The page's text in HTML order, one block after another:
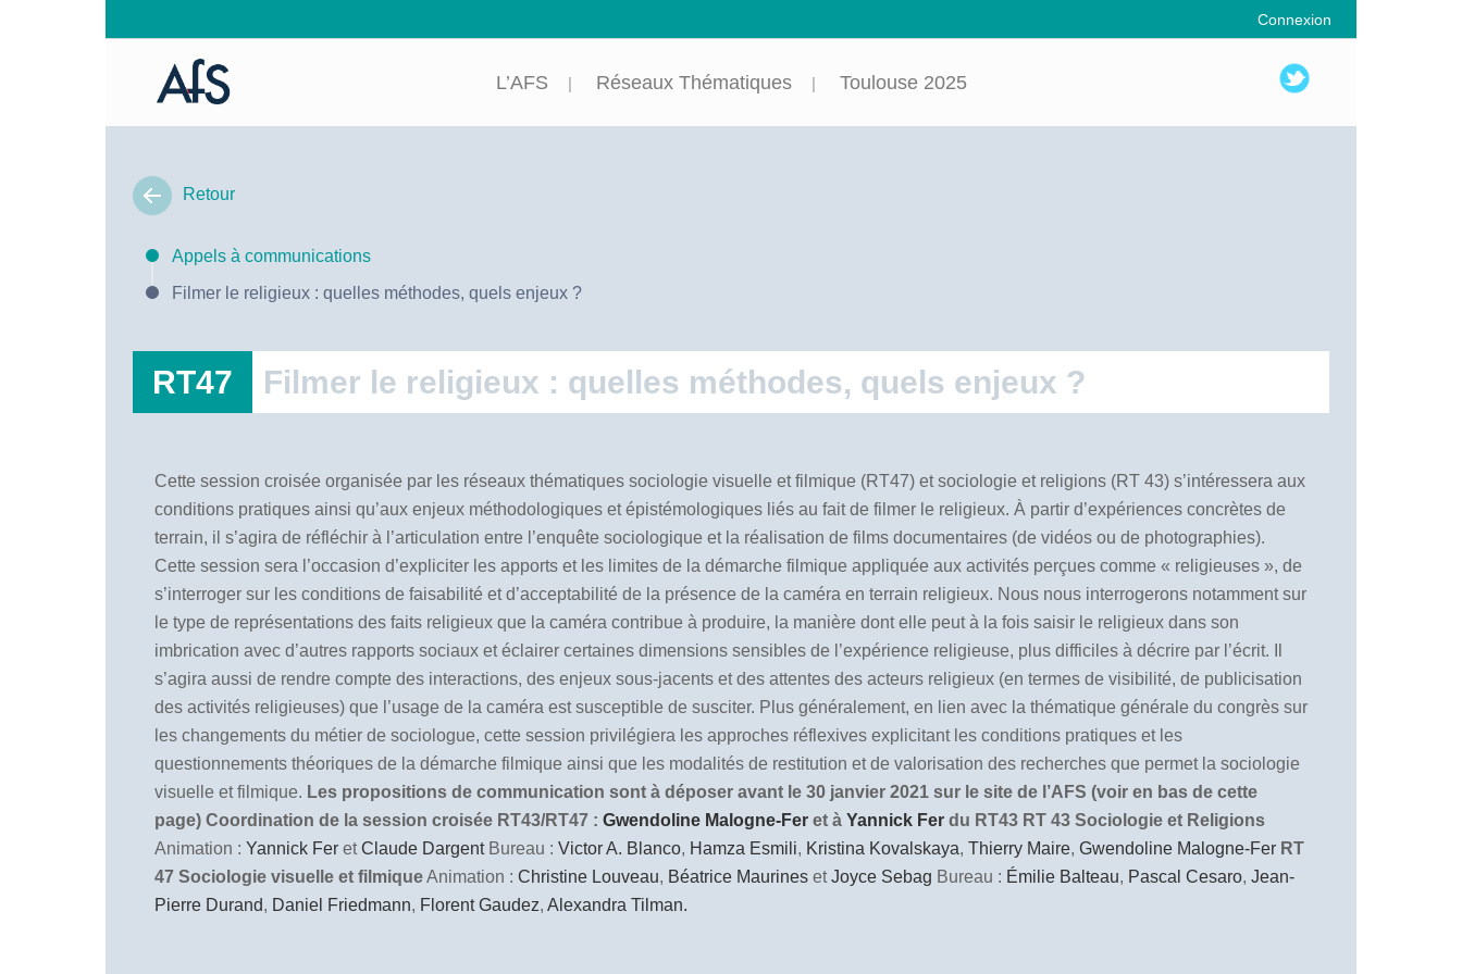
Connexion
L’AFS Réseaux Thématiques Toulouse 2025
Retour
Appels à communications
Filmer le religieux : quelles méthodes, quels enjeux ?
RT47 Filmer le religieux : quelles méthodes, quels enjeux ?
Cette session croisée organisée par les réseaux thématiques sociologie visuelle et filmique (RT47) et sociologie et religions (RT 43) s’intéressera aux
conditions pratiques ainsi qu’aux enjeux méthodologiques et épistémologiques liés au fait de filmer le religieux. À partir d’expériences concrètes de
terrain, il s’agira de réfléchir à l’articulation entre l’enquête sociologique et la réalisation de films documentaires (de vidéos ou de photographies).
Cette session sera l’occasion d’expliciter les apports et les limites de la démarche filmique appliquée aux activités perçues comme « religieuses », de
s’interroger sur les conditions de faisabilité et d’acceptabilité de la présence de la caméra en terrain religieux. Nous nous interrogerons notamment sur
le type de représentations des faits religieux que la caméra contribue à produire, la manière dont elle peut à la fois saisir le religieux dans son
imbrication avec d’autres rapports sociaux et éclairer certaines dimensions sensibles de l’expérience religieuse, plus difficiles à décrire par l’écrit. Il
s’agira aussi de rendre compte des interactions, des enjeux sous-jacents et des attentes des acteurs religieux (en termes de visibilité, de publicisation
des activités religieuses) que l’usage de la caméra est susceptible de susciter. Plus généralement, en lien avec la thématique générale du congrès sur
les changements du métier de sociologue, cette session privilégiera les approches réflexives explicitant les conditions pratiques et les
questionnements théoriques de la démarche filmique ainsi que les modalités de restitution et de valorisation des recherches que permet la sociologie
visuelle et filmique. Les propositions de communication sont à déposer avant le 30 janvier 2021 sur le site de l’AFS (voir en bas de cette
page) Coordination de la session croisée RT43/RT47 : Gwendoline Malogne-Fer et à Yannick Fer du RT43 RT 43 Sociologie et Religions
Animation : Yannick Fer etClaude DargentBureau : Victor A. Blanco, Hamza Esmili, Kristina Kovalskaya, Thierry Maire, Gwendoline Malogne-Fer RT
47 Sociologie visuelle et filmiqueAnimation : Christine Louveau, Béatrice Maurines etJoyce Sebag Bureau : Émilie Balteau, Pascal Cesaro, Jean-
Pierre Durand, Daniel Friedmann, Florent Gaudez, Alexandra Tilman.